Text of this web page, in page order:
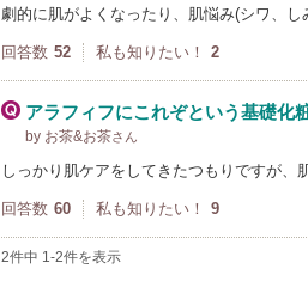
劇的に肌がよくなったり、肌悩み(シワ、
回答数 52 私も知りたい！ 2
アラフィフにこれぞという基礎化
by お茶&お茶さん
しっかり肌ケアをしてきたつもりですが
回答数 60 私も知りたい！ 9
2件中 1-2件を表示